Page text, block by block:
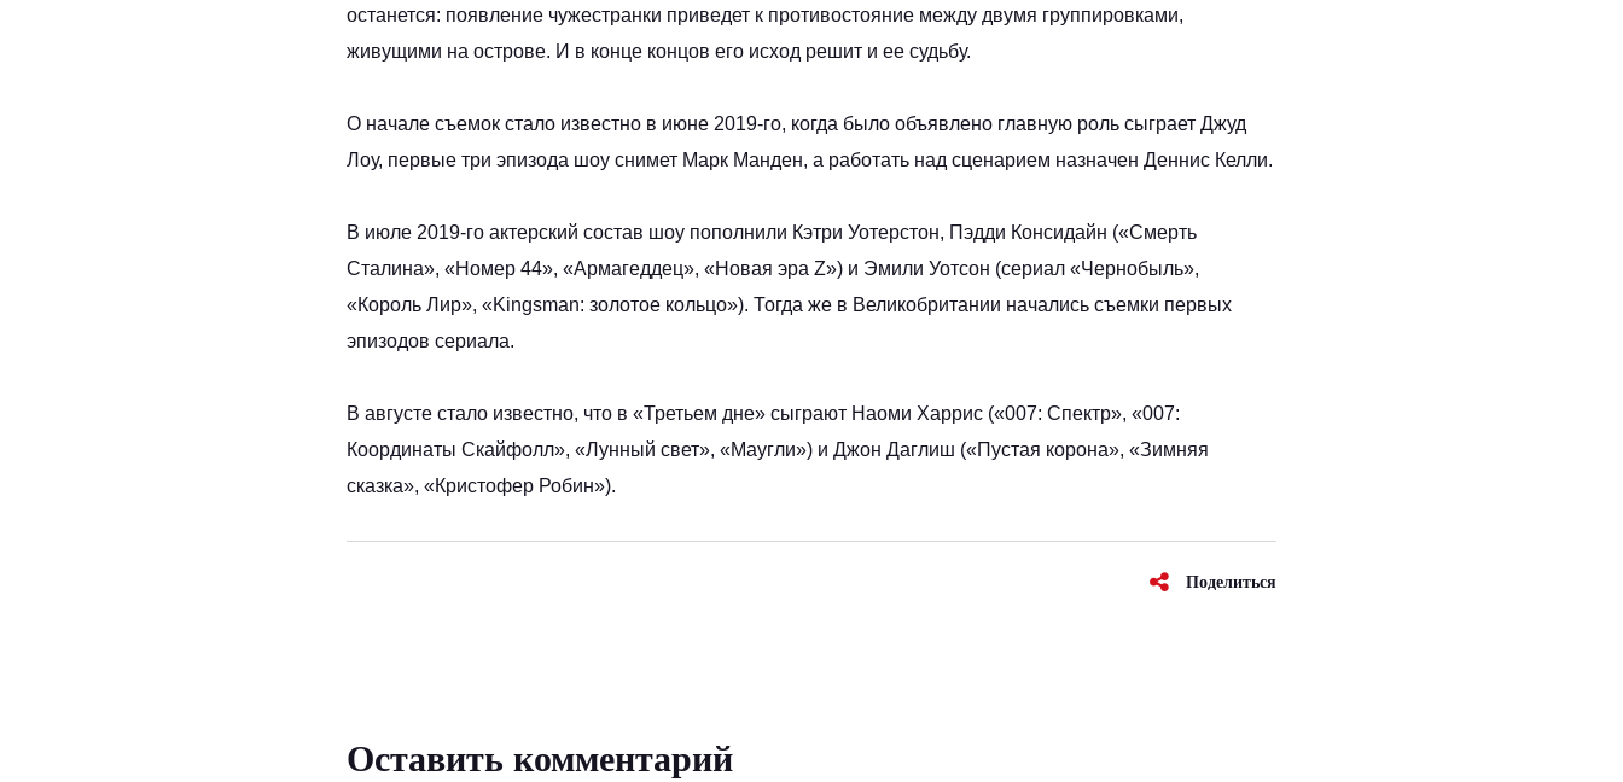
останется: появление чужестранки приведет к противостояние между двумя группировками,
живущими на острове. И в конце концов его исход решит и ее судьбу.
О начале съемок стало известно в июне 2019-го, когда было объявлено главную роль сыграет Джуд
Лоу, первые три эпизода шоу снимет Марк Манден, а работать над сценарием назначен Деннис Келли.
В июле 2019-го актерский состав шоу пополнили Кэтри Уотерстон, Пэдди Консидайн («Смерть
Сталина», «Номер 44», «Армагеддец», «Новая эра Z») и Эмили Уотсон (сериал «Чернобыль»,
«Король Лир», «Kingsman: золотое кольцо»). Тогда же в Великобритании начались съемки первых
эпизодов сериала.
В августе стало известно, что в «Третьем дне» сыграют Наоми Харрис («007: Спектр», «007:
Координаты Скайфолл», «Лунный свет», «Маугли») и Джон Даглиш («Пустая корона», «Зимняя
сказка», «Кристофер Робин»).
Поделиться
Оставить комментарий